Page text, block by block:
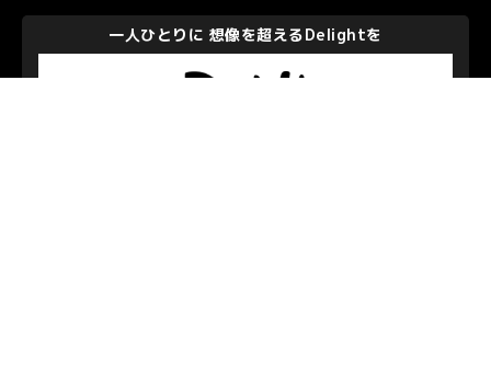
一人ひとりに 想像を超えるDelightを